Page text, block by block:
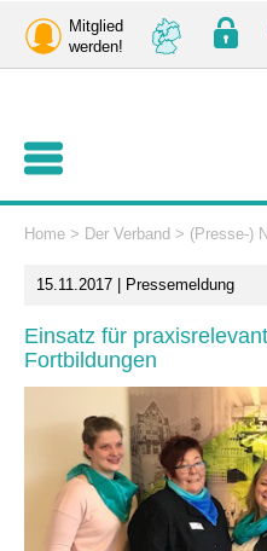
Mitglied
werden!
Home > Der Verband > (Presse-)
15.11.2017 | Pressemeldung
Einsatz für
Fortbildungen